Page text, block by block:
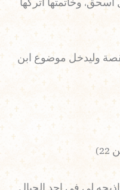
اسحق، وخاتمتها اتركها
القصة وليدخل موضوع ابن